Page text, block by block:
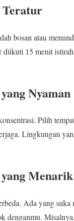
Teratur
bosan atau
15 menit
Nyaman
Pilih
Lingkungan
Menarik
Ada yang
denganmu.